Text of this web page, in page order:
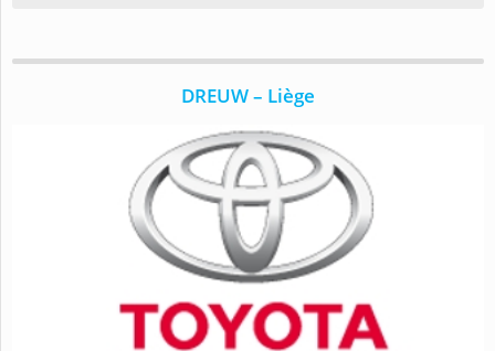
DREUW – Liège